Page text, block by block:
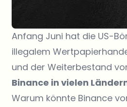
Anfang Juni hat die US-
illegalem
und der Weiterbestand
Binance in vielen
Warum könnte Binance